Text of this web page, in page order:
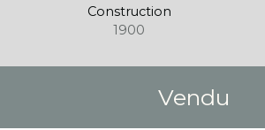
Construction
1900
Vendu